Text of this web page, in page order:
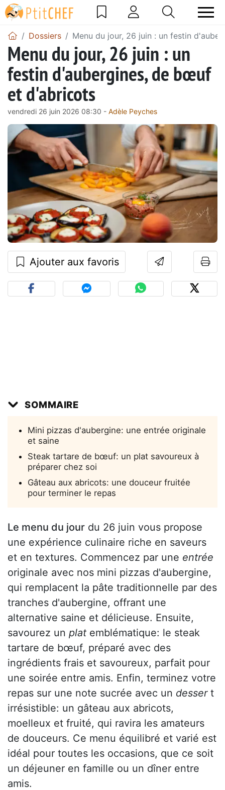
Dossiers Menu du jour, 26 juin : un festin
Menu du jour, 26 juin : un
festin d'aubergines, de bœuf
et d'abricots
vendredi 26 juin 2026 08:30 - Adèle Peyches
Ajouter aux favoris
SOMMAIRE
Mini pizzas d'aubergine: une entrée originale
et saine
Steak tartare de bœuf: un plat savoureux à
préparer chez soi
Gâteau aux abricots: une douceur fruitée
pour terminer le repas
Le menu du jour du 26 juin vous propose
une expérience culinaire riche en saveurs
et en textures. Commencez par une entrée
originale avec nos mini pizzas d'aubergine,
qui remplacent la pâte traditionnelle par des
tranches d'aubergine, offrant une
alternative saine et délicieuse. Ensuite,
savourez un plat emblématique: le steak
tartare de bœuf, préparé avec des
ingrédients frais et savoureux, parfait pour
une soirée entre amis. Enfin, terminez votre
repas sur une note sucrée avec un dessert
irrésistible: un gâteau aux abricots,
moelleux et fruité, qui ravira les amateurs
de douceurs. Ce menu équilibré et varié est
idéal pour toutes les occasions, que ce soit
un déjeuner en famille ou un dîner entre
amis.